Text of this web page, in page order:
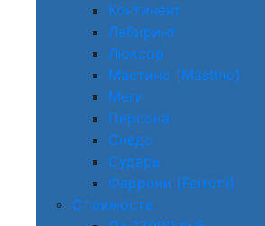
Континент
Лабиринт
Люксор
Мастино (Mastino)
Меги
Персона
Снедо
Сударь
Феррони (Ferroni)
Стоимость